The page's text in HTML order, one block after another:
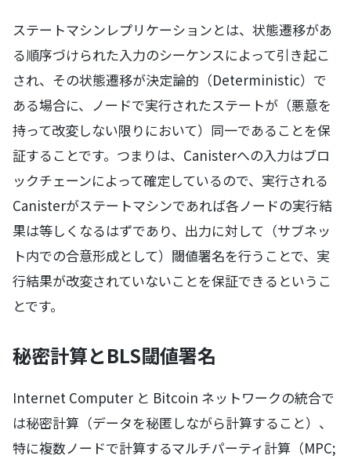
ステートマシンレプリケーションとは、状態遷移があ
る順序づけられた入力のシーケンスによって引き起こ
され、その状態遷移が決定論的（Deterministic）で
ある場合に、ノードで実行されたステートが（悪意を
持って改変しない限りにおいて）同一であることを保
証することです。つまりは、Canisterへの入力はブロ
ックチェーンによって確定しているので、実行される
Canisterがステートマシンであれば各ノードの実行結
果は等しくなるはずであり、出力に対して（サブネッ
ト内での合意形成として）閾値署名を行うことで、実
行結果が改変されていないことを保証できるというこ
とです。
秘密計算とBLS閾値署名
Internet Computer と Bitcoin ネットワークの統合で
は秘密計算（データを秘匿しながら計算すること）、
特に複数ノードで計算するマルチパーティ計算（MPC;